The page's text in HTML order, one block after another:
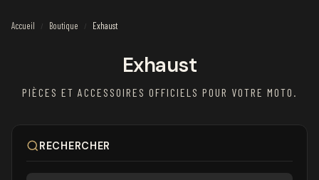
Accueil / Boutique / Exhaust
Exhaust
PIÈCES ET ACCESSOIRES OFFICIELS POUR VOTRE MOTO.
RECHERCHER